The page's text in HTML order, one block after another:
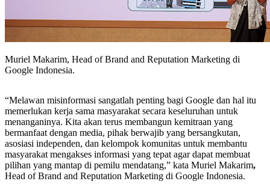
Muriel Makarim, Head of Brand and Reputation Marketing di
Google Indonesia.
“Melawan misinformasi sangatlah penting bagi Google dan hal itu
memerlukan kerja sama masyarakat secara keseluruhan untuk
menanganinya. Kita akan terus membangun kemitraan yang
bermanfaat dengan media, pihak berwajib yang bersangkutan,
asosiasi independen, dan kelompok komunitas untuk membantu
masyarakat mengakses informasi yang tepat agar dapat membuat
pilihan yang mantap di pemilu mendatang,” kata Muriel Makarim,
Head of Brand and Reputation Marketing di Google Indonesia.